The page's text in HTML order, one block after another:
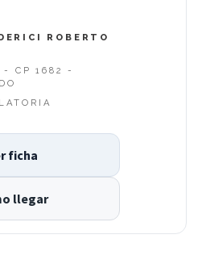
ROBERTO
- CP 1682 -
ficha
llegar